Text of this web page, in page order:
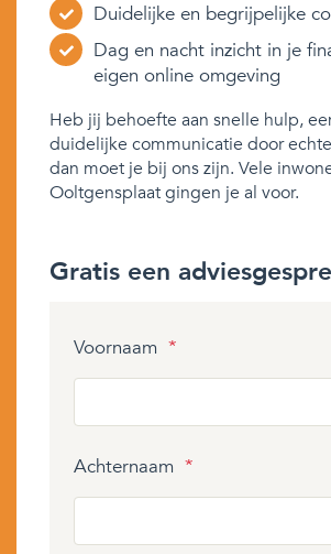
Duidelijke en begrijpelijke
Dag en nacht inzicht in je
eigen online omgeving
Heb jij behoefte aan snelle hulp,
duidelijke communicatie door
dan moet je bij ons zijn. Vele
Ooltgensplaat gingen je al voor.
Gratis een
Voornaam *
Achternaam *